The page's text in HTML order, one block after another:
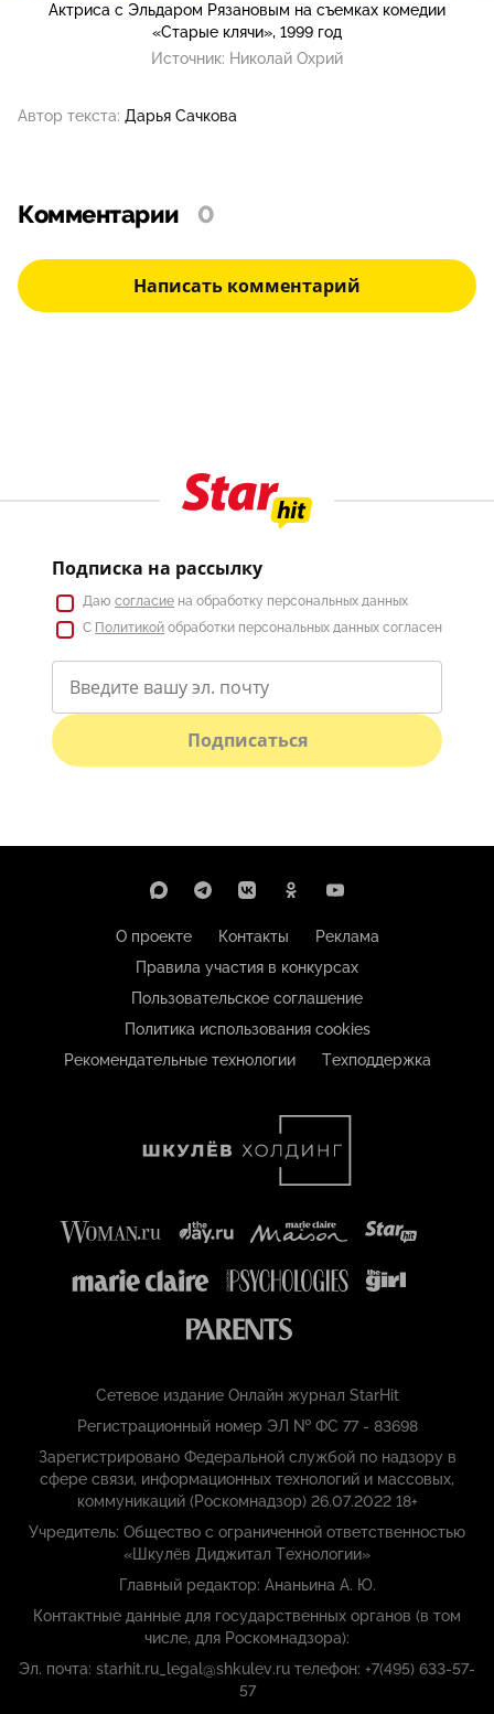
Актриса с Эльдаром Рязановым на съемках комедии
«Старые клячи», 1999 год
Источник: Николай Охрий
Автор текста: Дарья Сачкова
Комментарии 0
Написать комментарий
Подписка на рассылку
Даю согласие на обработку персональных данных
С Политикой обработки персональных данных согласен
Подписаться
О проекте Контакты
Реклама
Правила участия в конкурсах
Пользовательское соглашение
Политика использования cookies
Рекомендательные технологии
Техподдержка
Сетевое издание Онлайн журнал StarHit
Регистрационный номер ЭЛ № ФС 77 - 83698
Зарегистрировано Федеральной службой по надзору в
сфере связи, информационных технологий и массовых,
коммуникаций (Роскомнадзор) 26.07.2022 18+
Учредитель: Общество с ограниченной ответственностью
«Шкулёв Диджитал Технологии»
Главный редактор: Ананьина А. Ю.
Контактные данные для государственных органов (в том
числе, для Роскомнадзора):
Эл. почта: starhit.ru_legal@shkulev.ru телефон: +7(495) 633-57-
57